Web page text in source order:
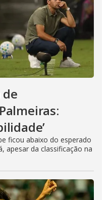
ficou abaixo do esperado
apesar da classificação na